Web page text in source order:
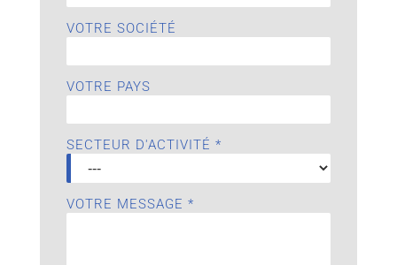
VOTRE SOCIÉTÉ
VOTRE PAYS
SECTEUR D'ACTIVITÉ *
VOTRE MESSAGE *